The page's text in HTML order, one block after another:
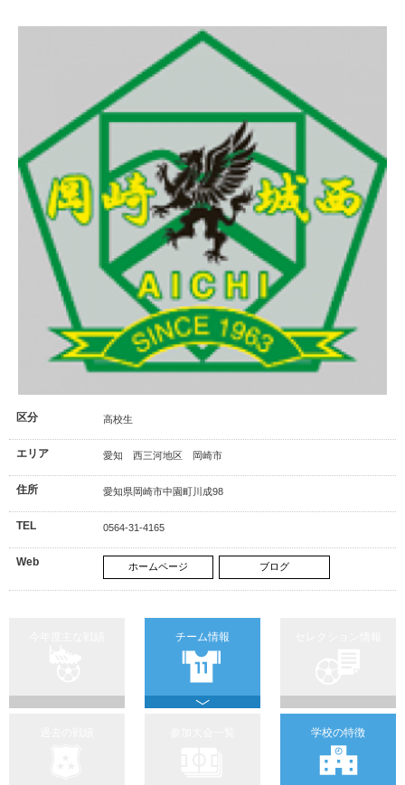
区分 高校生
エリア 愛知 西三河地区 岡崎市
住所 愛知県岡崎市中園町川成98
TEL 0564-31-4165
Web ホームページ ブログ
チーム情報
学校の特徴